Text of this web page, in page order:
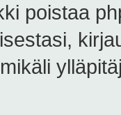
poistaa